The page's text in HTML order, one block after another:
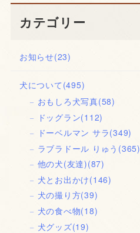
カテゴリー
お知らせ(23)
犬について (495)
おもしろ犬写真(58)
ドッグラン(112)
ドーベルマン サラ(349)
ラブラドール りゅう (365)
他の犬(友達)(87)
犬とお出かけ(146)
犬の撮り方(39)
犬の食べ物(18)
犬グッズ(19)